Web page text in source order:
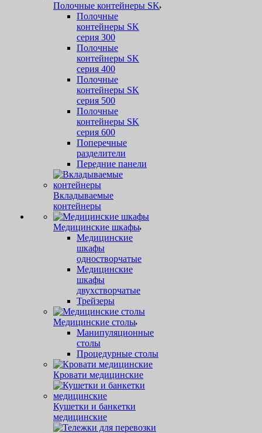
Полочные контейнеры SK
Полочные
контейнеры SK
серия 300
Полочные
контейнеры SK
серия 400
Полочные
контейнеры SK
серия 500
Полочные
контейнеры SK
серия 600
Поперечные
разделители
Передние панели
Вкладываемые
контейнеры
Медицинские шкафы
Медицинские
шкафы
одностворчатые
Медицинские
шкафы
двухстворчатые
Трейзеры
Медицинские столы
Манипуляционные
столы
Процедурные столы
Кровати медицинские
Кушетки и банкетки
медицинские